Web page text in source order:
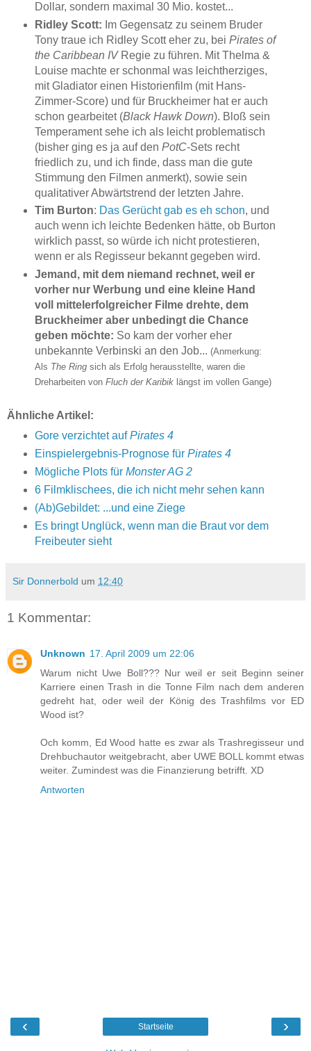
Dollar, sondern maximal 30 Mio. kostet...
Ridley Scott: Im Gegensatz zu seinem Bruder
Tony traue ich Ridley Scott eher zu, bei Pirates of
the Caribbean IVRegie zu führen. Mit Thelma &
Louise machte er schonmal was leichtherziges,
mit Gladiator einen Historienfilm (mit Hans-
Zimmer-Score) und für Bruckheimer hat er auch
schon gearbeitet (Black Hawk Down). Bloß sein
Temperament sehe ich als leicht problematisch
(bisher ging es ja auf den PotC-Sets recht
friedlich zu, und ich finde, dass man die gute
Stimmung den Filmen anmerkt), sowie sein
qualitativer Abwärtstrend der letzten Jahre.
Tim Burton: Das Gerücht gab es eh schon, und
auch wenn ich leichte Bedenken hätte, ob Burton
wirklich passt, so würde ich nicht protestieren,
wenn er als Regisseur bekannt gegeben wird.
Jemand, mit dem niemand rechnet, weil er
vorher nur Werbung und eine kleine Hand
voll mittelerfolgreicher Filme drehte, dem
Bruckheimer aber unbedingt die Chance
geben möchte: So kam der vorher eher
unbekannte Verbinski an den Job... (Anmerkung:
Als The Ringsich als Erfolg herausstellte, waren die
Dreharbeiten von Fluch der Karibiklängst im vollen Gange)
Ähnliche Artikel:
Gore verzichtet aufPirates 4
Einspielergebnis-Prognose für Pirates 4
Mögliche Plots für Monster AG 2
6 Filmklischees, die ich nicht mehr sehen kann
(Ab)Gebildet: ...und eine Ziege
Es bringt Unglück, wenn man die Braut vor dem
Freibeuter sieht
Sir Donnerbold um 12:40
1 Kommentar:
Unknown 17. April 2009 um 22:06
Warum nicht Uwe Boll??? Nur weil er seit Beginn seiner
Karriere einen Trash in die Tonne Film nach dem anderen
gedreht hat, oder weil der König des Trashfilms vor ED
Wood ist?
Och komm, Ed Wood hatte es zwar als Trashregisseur und
Drehbuchautor weitgebracht, aber UWE BOLL kommt etwas
weiter. Zumindest was die Finanzierung betrifft. XD
Antworten
‹ ›
Startseite